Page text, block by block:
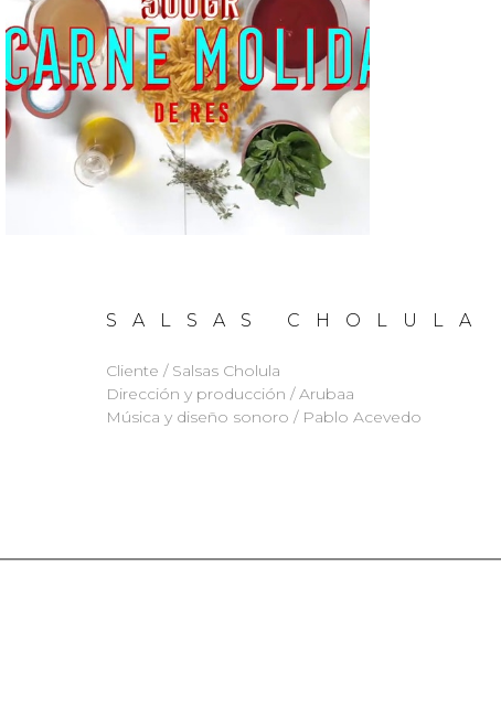
SALSAS CHOLULA
Cliente / Salsas Cholula
Dirección y producción / Arubaa
Música y diseño sonoro / Pablo Acevedo